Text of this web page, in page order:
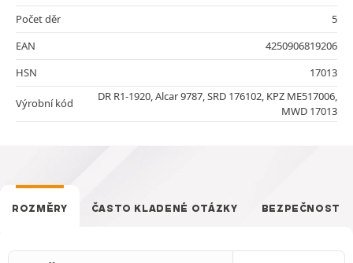
Počet děr
5
EAN
4250906819206
HSN
17013
Výrobní kód
DR R1-1920, Alcar 9787, SRD 176102, KPZ ME517006,
MWD 17013
ROZMĚRY ČASTO KLADENÉ OTÁZKY BEZPEČNOST